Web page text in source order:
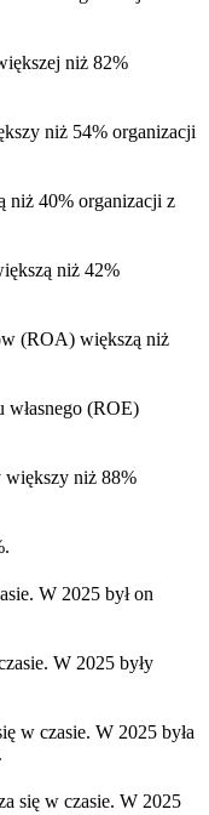
niż 82%
niż 54% organizacji
niż 40% organizacji z
niż 42%
(ROA) większą niż
własnego (ROE)
większy niż 88%
W 2025 był on
W 2025 były
w czasie. W 2025 była
się w czasie. W 2025